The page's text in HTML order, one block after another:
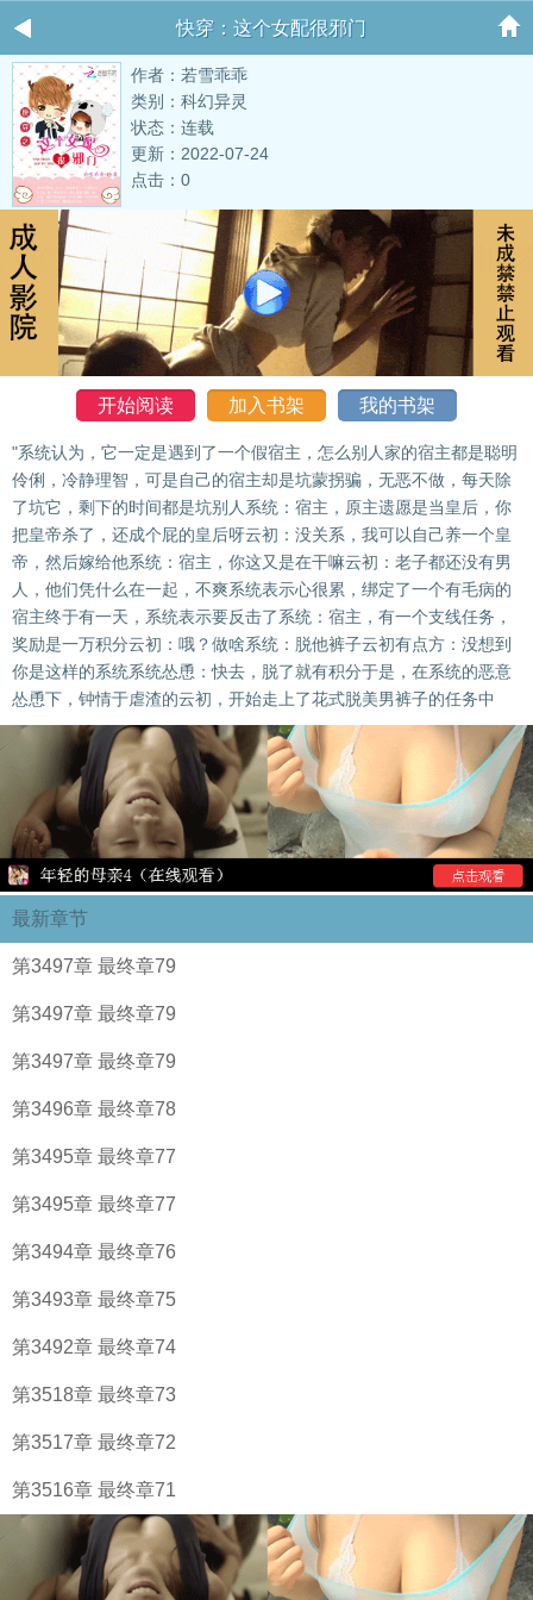
快穿：这个女配很邪门
作者：若雪乖乖
类别：科幻异灵
状态：连载
更新：2022-07-24
点击：0
开始阅读 加入书架 我的书架
"系统认为，它一定是遇到了一个假宿主，怎么别人家的宿主都是聪明
伶俐，冷静理智，可是自己的宿主却是坑蒙拐骗，无恶不做，每天除
了坑它，剩下的时间都是坑别人系统：宿主，原主遗愿是当皇后，你
把皇帝杀了，还成个屁的皇后呀云初：没关系，我可以自己养一个皇
帝，然后嫁给他系统：宿主，你这又是在干嘛云初：老子都还没有男
人，他们凭什么在一起，不爽系统表示心很累，绑定了一个有毛病的
宿主终于有一天，系统表示要反击了系统：宿主，有一个支线任务，
奖励是一万积分云初：哦？做啥系统：脱他裤子云初有点方：没想到
你是这样的系统系统怂恿：快去，脱了就有积分于是，在系统的恶意
怂恿下，钟情于虐渣的云初，开始走上了花式脱美男裤子的任务中
最新章节
第3497章 最终章79
第3497章 最终章79
第3497章 最终章79
第3496章 最终章78
第3495章 最终章77
第3495章 最终章77
第3494章 最终章76
第3493章 最终章75
第3492章 最终章74
第3518章 最终章73
第3517章 最终章72
第3516章 最终章71